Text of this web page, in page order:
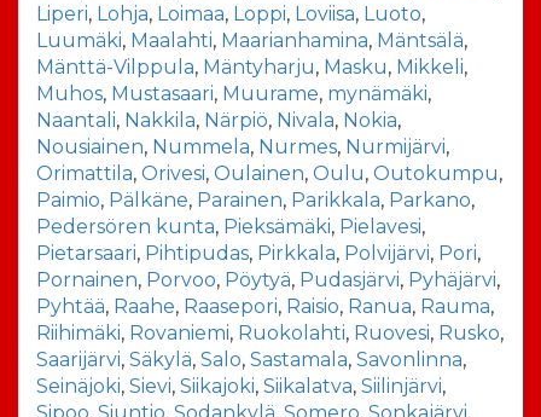
Liperi, Lohja, Loimaa, Loppi, Loviisa, Luoto,
Luumäki, Maalahti, Maarianhamina, Mäntsälä,
Mänttä-Vilppula, Mäntyharju, Masku, Mikkeli,
Muhos, Mustasaari, Muurame, mynämäki,
Naantali, Nakkila, Närpiö, Nivala, Nokia,
Nousiainen, Nummela, Nurmes, Nurmijärvi,
Orimattila, Orivesi, Oulainen, Oulu, Outokumpu,
Paimio, Pälkäne, Parainen, Parikkala, Parkano,
Pedersören kunta, Pieksämäki, Pielavesi,
Pietarsaari, Pihtipudas, Pirkkala, Polvijärvi, Pori,
Pornainen, Porvoo, Pöytyä, Pudasjärvi, Pyhäjärvi,
Pyhtää, Raahe, Raasepori, Raisio, Ranua, Rauma,
Riihimäki, Rovaniemi, Ruokolahti, Ruovesi, Rusko,
Saarijärvi, Säkylä, Salo, Sastamala, Savonlinna,
Seinäjoki, Sievi, Siikajoki, Siikalatva, Siilinjärvi,
Sipoo, Siuntio, Sodankylä, Somero, Sonkajärvi,